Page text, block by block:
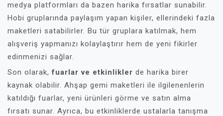
medya platformları da bazen harika fırsatlar sunabilir.
Hobi gruplarında paylaşım yapan kişiler, ellerindeki fazla
maketleri satabilirler. Bu tür gruplara katılmak, hem
alışveriş yapmanızı kolaylaştırır hem de yeni fikirler
edinmenizi sağlar.
Son olarak,fuarlar ve etkinlikler de harika birer
kaynak olabilir. Ahşap gemi maketleri ile ilgilenenlerin
katıldığı fuarlar, yeni ürünleri görme ve satın alma
fırsatı sunar. Ayrıca, bu etkinliklerde ustalarla tanışma